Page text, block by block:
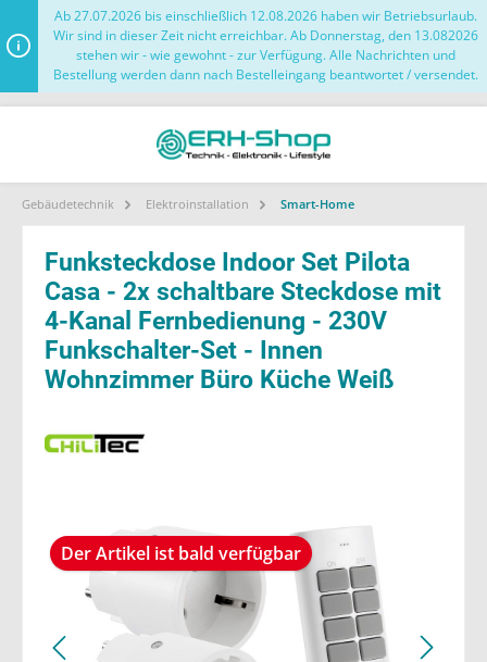
Ab 27.07.2026 bis einschließlich 12.08.2026 haben wir Betriebsurlaub.
Wir sind in dieser Zeit nicht erreichbar. Ab Donnerstag, den 13.082026
stehen wir - wie gewohnt - zur Verfügung. Alle Nachrichten und
Bestellung werden dann nach Bestelleingang beantwortet / versendet.
Gebäudetechnik Elektroinstallation Smart-Home
Funksteckdose Indoor Set Pilota
Casa - 2x schaltbare Steckdose mit
4-Kanal Fernbedienung - 230V
Funkschalter-Set - Innen
Wohnzimmer Büro Küche Weiß
Der Artikel ist bald verfügbar